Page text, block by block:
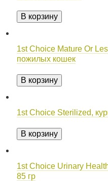
В корзину
1st Choice Mature Or
пожилых кошек
В корзину
1st Choice Sterilized,
В корзину
1st Choice Urinary
85 гр